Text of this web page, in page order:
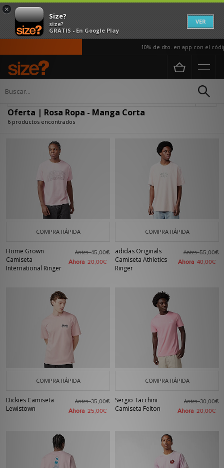
×
Size?
size?
GRATIS - En Google Play
VER
10% de dto. en app con el
Página principal
Oferta | Rosa Ropa - Manga Corta
6 productos encontrados
COMPRA RÁPIDA
Home Grown
Camiseta
International Ringer
Antes45,00€
Ahora 20,00€
COMPRA RÁPIDA
adidas Originals
Camiseta Athletics
Ringer
Antes55,00€
Ahora 40,00€
COMPRA RÁPIDA
Dickies Camiseta
Lewistown
Antes35,00€
Ahora 25,00€
COMPRA RÁPIDA
Sergio Tacchini
Camiseta Felton
Antes30,00€
Ahora 20,00€